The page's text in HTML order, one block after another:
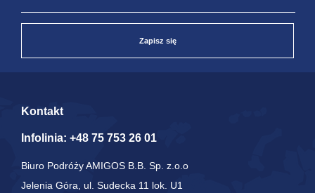
Zapisz się
Kontakt
Infolinia: +48 75 753 26 01
Biuro Podróży AMIGOS B.B. Sp. z.o.o
Jelenia Góra, ul. Sudecka 11 lok. U1